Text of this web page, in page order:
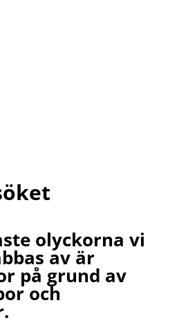
olyckorna vi
av är
på grund av
och